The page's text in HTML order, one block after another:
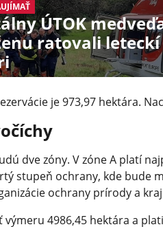
ÚTOK
ratovali leteckí
je 973,97 hektára.
dve zóny. V zóne A platí
stupeň ochrany, kde bude
ochrany prírody a
4986,45 hektára a